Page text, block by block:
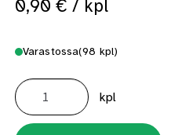
taas siisteiksi
0,90 € / kpl
Varastossa(98 kpl)
Hiomapaperiarkki
Mirka
P180
määrä
kpl